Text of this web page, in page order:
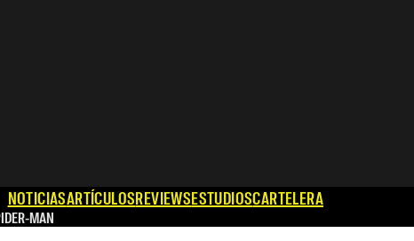
NOTICIASARTÍCULOSREVIEWSESTUDIOSCARTELERA
MAN